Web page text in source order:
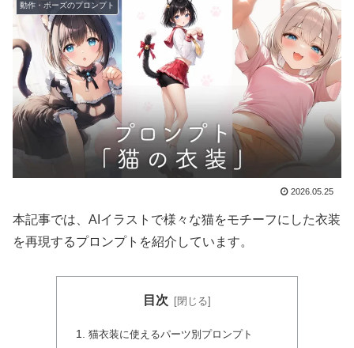
動作・ポーズのプロンプト
2026.05.25
本記事では、AIイラストで様々な猫をモチーフにした衣装
を再現するプロンプトを紹介しています。
目次
猫衣装に使えるパーツ別プロンプト